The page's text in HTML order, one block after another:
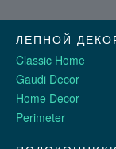
ЛЕПНОЙ
Classic Home
Gaudi Decor
Home Decor
Perimeter